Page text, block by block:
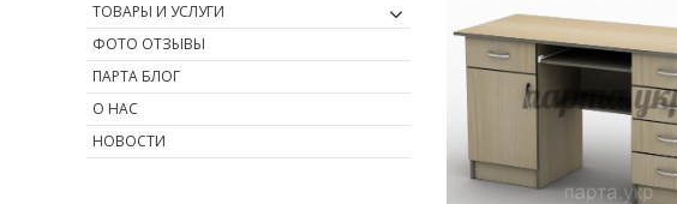
ТОВАРЫ И УСЛУГИ
ФОТО ОТЗЫВЫ
ПАРТА БЛОГ
О НАС
НОВОСТИ